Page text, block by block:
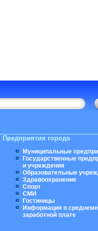
Предприятия города
Муниципальные
Государственные
и учреждения
Образовательные
Здравоохранение
Спорт
СМИ
Гостиницы
Информация о
заработной плате